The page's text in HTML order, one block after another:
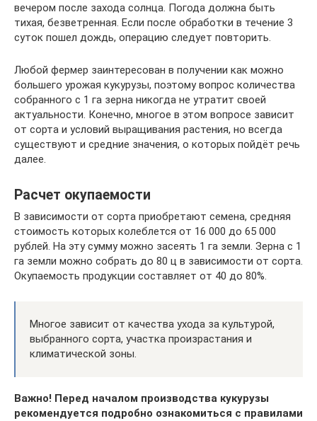
вечером после захода солнца. Погода должна быть
тихая, безветренная. Если после обработки в течение 3
суток пошел дождь, операцию следует повторить.
Любой фермер заинтересован в получении как можно
большего урожая кукурузы, поэтому вопрос количества
собранного с 1 га зерна никогда не утратит своей
актуальности. Конечно, многое в этом вопросе зависит
от сорта и условий выращивания растения, но всегда
существуют и средние значения, о которых пойдёт речь
далее.
Расчет окупаемости
В зависимости от сорта приобретают семена, средняя
стоимость которых колеблется от 16 000 до 65 000
рублей. На эту сумму можно засеять 1 га земли. Зерна с 1
га земли можно собрать до 80 ц в зависимости от сорта.
Окупаемость продукции составляет от 40 до 80%.
Многое зависит от качества ухода за культурой,
выбранного сорта, участка произрастания и
климатической зоны.
Важно! Перед началом производства кукурузы
рекомендуется подробно ознакомиться с правилами